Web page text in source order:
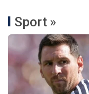
Sport »